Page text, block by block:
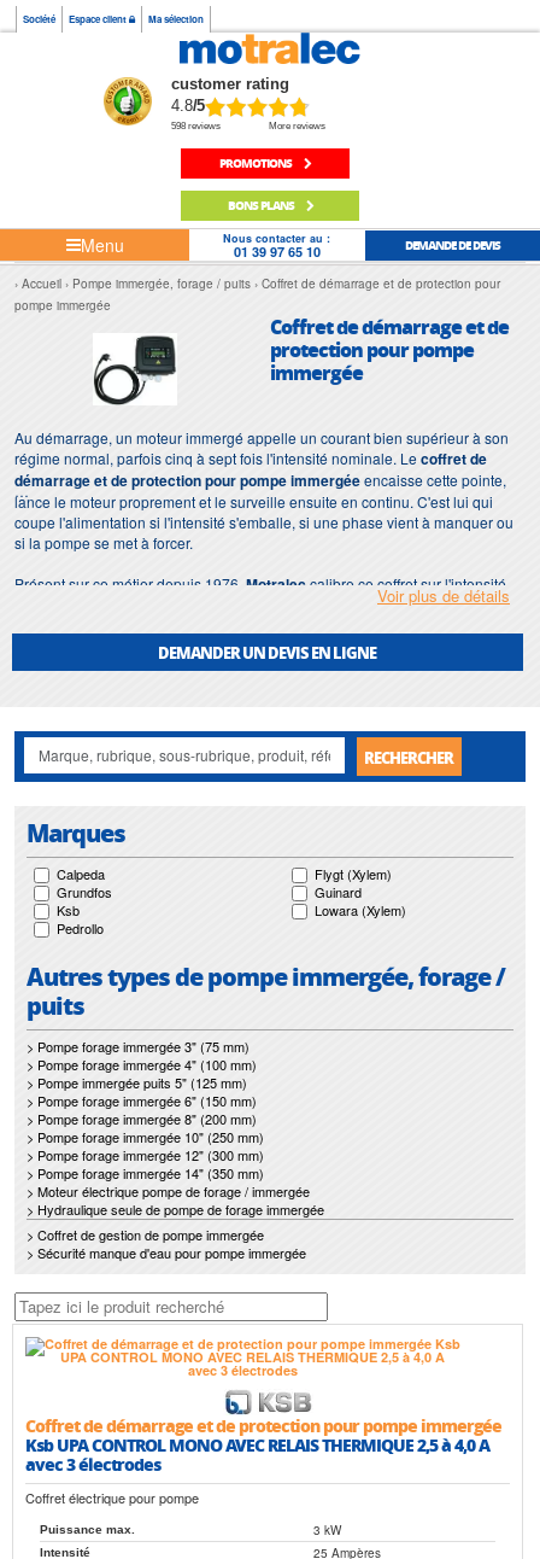
Société Espace client Ma sélection
customer rating
4.8/5
598 reviews More reviews
PROMOTIONS
BONS PLANS
Menu Nous contacter au :
01 39 97 65 10 DEMANDE DE DEVIS
Accueil Pompe immergée, forage / puits
Coffret de démarrage et de protection pour
pompe immergée
Coffret de démarrage et de
protection pour pompe
immergée
Au démarrage, un moteur immergé appelle un courant bien supérieur à son
régime normal, parfois cinq à sept fois l'intensité nominale. Lecoffret de
démarrage et de protection pour pompe immergéeencaisse cette pointe,
lance le moteur proprement et le surveille ensuite en continu. C'est lui qui
coupe l'alimentation si l'intensité s'emballe, si une phase vient à manquer ou
si la pompe se met à forcer.
Présent sur ce métier depuis 1976, Motraleccalibre ce coffret sur l'intensité
exacte de votre moteur et le livre prêt à raccorder. Nous expédions dans toute
mise en service et le dépannage directement sur votre installation.
Voir plus de détails
DEMANDER UN DEVIS EN LIGNE
RECHERCHER
Marques
Calpeda
Flygt (Xylem)
Grundfos
Guinard
Ksb
Lowara (Xylem)
Pedrollo
Autres types de pompe immergée, forage /
puits
> Pompe forage immergée 3" (75 mm)
> Pompe forage immergée 4" (100 mm)
> Pompe immergée puits 5" (125 mm)
> Pompe forage immergée 6" (150 mm)
> Pompe forage immergée 8" (200 mm)
> Pompe forage immergée 10" (250 mm)
> Pompe forage immergée 12" (300 mm)
> Pompe forage immergée 14" (350 mm)
> Moteur électrique pompe de forage / immergée
> Hydraulique seule de pompe de forage immergée
> Coffret de gestion de pompe immergée
> Sécurité manque d'eau pour pompe immergée
Coffret de démarrage et de protection pour pompe immergée
Ksb UPA CONTROL MONO AVEC RELAIS THERMIQUE 2,5 à 4,0 A
avec 3 électrodes
Coffret électrique pour pompe
Puissance max. 3 kW
Intensité 25 Ampères